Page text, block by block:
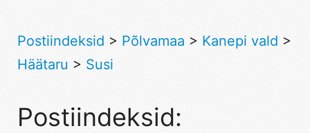
Postiindeksid > Põlvamaa > Kanepi vald >
Häätaru > Susi
Postiindeksid: